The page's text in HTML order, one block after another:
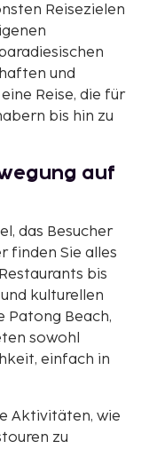
Reisezielen
und
Reise, die für
bis hin zu
auf
das Besucher
finden Sie alles
bis
kulturellen
Patong Beach,
sowohl
einfach in
Aktivitäten, wie
zu